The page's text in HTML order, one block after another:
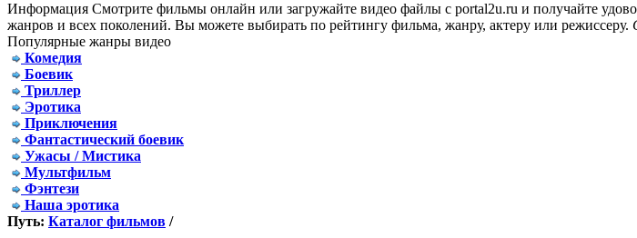
Информация Смотрите фильмы онлайн или загружайте видео файлы с portal2u.ru и получайте
жанров и всех поколений. Вы можете выбирать по рейтингу фильма, жанру, актеру или режиссеру.
Популярные жанры видео
Комедия
Боевик
Триллер
Эротика
Приключения
Фантастический боевик
Ужасы / Мистика
Мультфильм
Фэнтези
Наша эротика
Путь: Каталог фильмов /